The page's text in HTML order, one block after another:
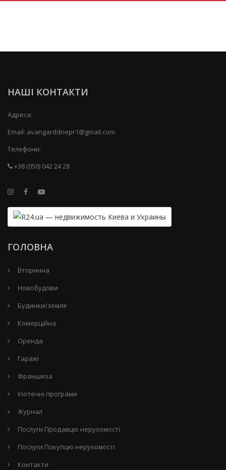
НАШІ КОНТАКТИ
Адреса:
Email: avangarddnepr1@gmail.com
Телефони:
+38 (050) 042 24 28
ГОЛОВНА
Вторинна
Новобудови
Будинки/земля
Комерційна
Оренда
Гаражі
Франшиза
Іпотечні програми
Журнал
Послуги Продавцю нерухомості
Послуги Покупцю нерухомості
Контакти